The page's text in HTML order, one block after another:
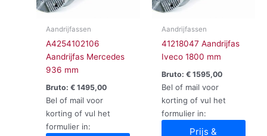
Aandrijfassen
A4254102106
Aandrijfas Mercedes
936 mm
Bruto:€ 1495,00
Bel of mail voor
korting of vul het
formulier in:
Aandrijfassen
41218047 Aandrijfas
Iveco 1800 mm
Bruto: €1595,00
Bel of mail voor
korting of vul het
formulier in:
Prijs &